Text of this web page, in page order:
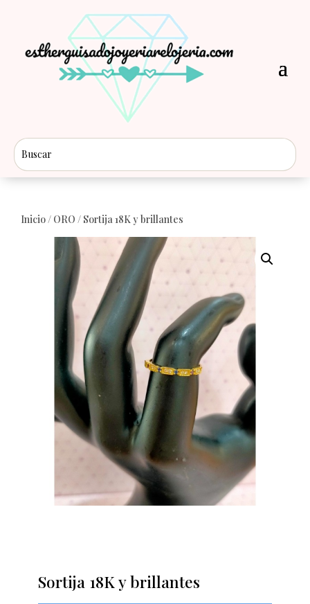
Inicio/ ORO / Sortija 18K y brillantes
Sortija 18K y brillantes